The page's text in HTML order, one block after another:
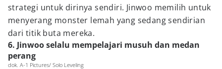
strategi untuk dirinya sendiri. Jinwoo memilih untuk
menyerang monster lemah yang sedang sendirian
dari titik buta mereka.
6. Jinwoo selalu mempelajari musuh dan medan
perang
dok. A-1 Pictures/ Solo Leveling